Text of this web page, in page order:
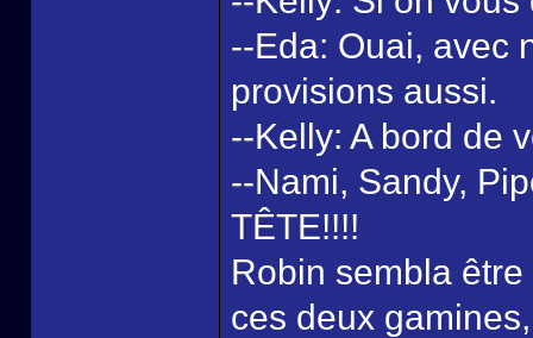
--Eda: Ouai, avec
provisions aussi.
--Kelly: A bord de
--Nami, Sandy,
TÊTE!!!!
Robin sembla
ces deux